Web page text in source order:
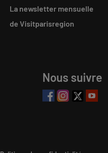
La newsletter mensuelle
de Visitparisregion
Nous suivre